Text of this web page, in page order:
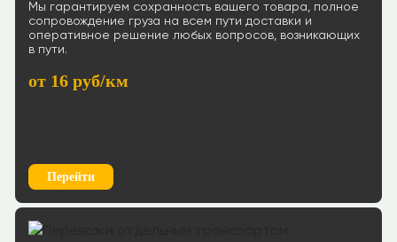
Мы гарантируем сохранность вашего товара, полное
сопровождение груза на всем пути доставки и
оперативное решение любых вопросов, возникающих
в пути.
от 16 руб/км
Перейти